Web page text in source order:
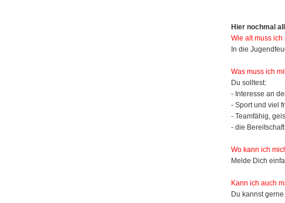
Hier nochmal
Wie alt muss ich
In die
Was muss ich
Du solltest:
- Interesse an
- Sport und viel
- Teamfähig,
- die
Wo kann ich
Melde Dich
Kann ich auch
Du kannst